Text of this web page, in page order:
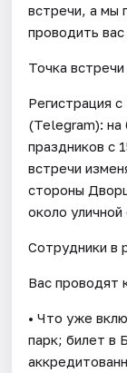
встречи, а мы
проводить
Точка
Регистрация
(Telegram): на
праздников с
встречи
стороны
около
Сотрудники в
Вас проводят
• Что уже
парк; билет в